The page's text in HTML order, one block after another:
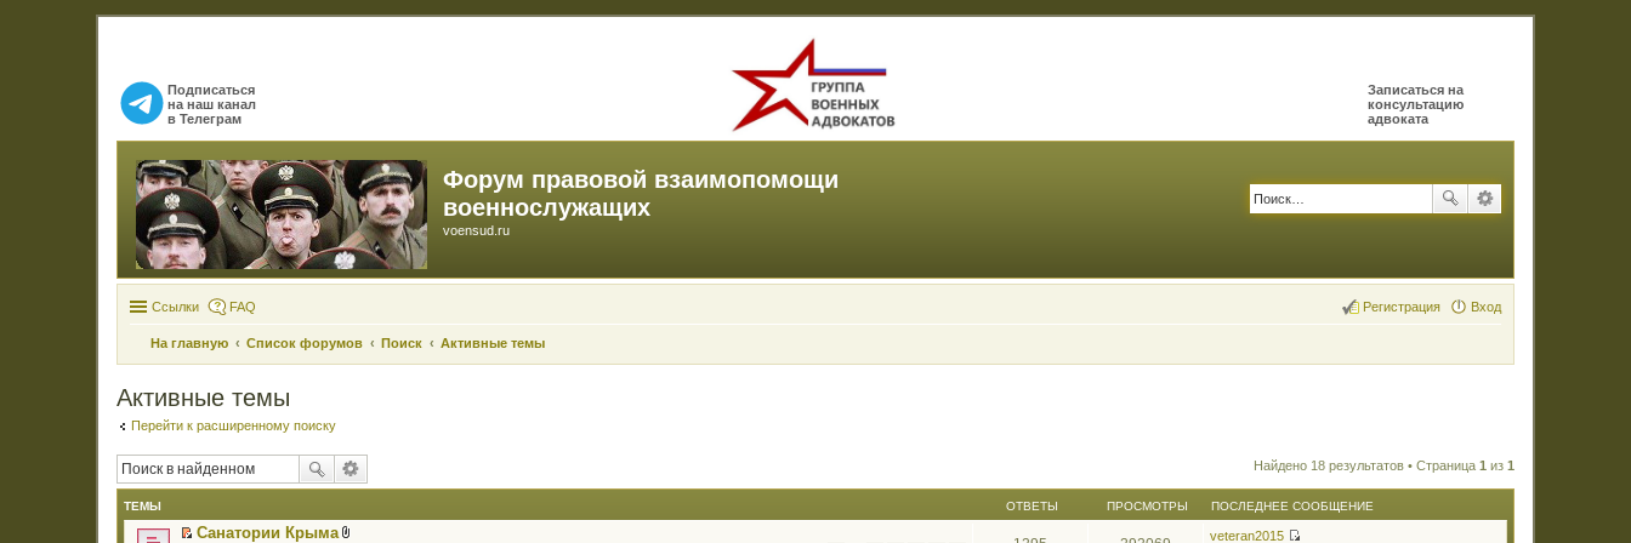
Подписаться
на наш канал
в Телеграм
Записаться на
консультацию
адвоката
Форум правовой взаимопомощи
военнослужащих
voensud.ru
Ссылки FAQ Вход
Регистрация
На главную Список форумов Поиск Активные темы
Активные темы
Перейти к расширенному поиску
Найдено 18 результатов • Страница 1 из 1
ТЕМЫ ОТВЕТЫ ПРОСМОТРЫ ПОСЛЕДНЕЕ СООБЩЕНИЕ
Санатории Крыма
veteran2015